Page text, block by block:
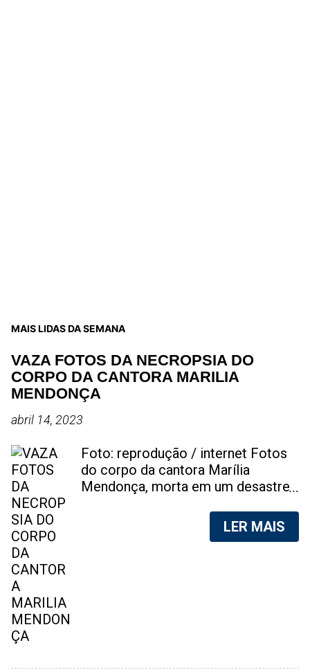
MAIS LIDAS DA SEMANA
VAZA FOTOS DA NECROPSIA DO
CORPO DA CANTORA MARILIA
MENDONÇA
abril 14, 2023
Foto: reprodução / internet Fotos
do corpo da cantora Marília
Mendonça, morta em um desastre
foram vazadas na internet. A
divulgação de fotos do corpo de
LER MAIS